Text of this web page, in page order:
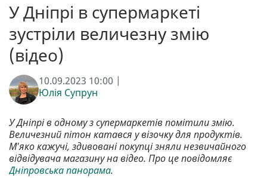
У Дніпрі в супермаркеті
зустріли величезну змію
(відео)
10.09.2023 10:00 |
Юлія Супрун
У Дніпрі в одному з супермаркетів помітили змію.
Величезний пітон катався у візочку для продуктів.
М'яко кажучі, здивовані покупці зняли незвичайного
відвідувача магазину на відео. Про це повідомляє
Дніпровська панорама.